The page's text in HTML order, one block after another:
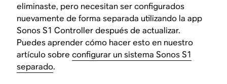
eliminaste, pero necesitan ser configurados
nuevamente de forma separada utilizando la app
Sonos S1 Controller después de actualizar.
Puedes aprender cómo hacer esto en nuestro
artículo sobreconfigurar un sistema Sonos S1
separado.